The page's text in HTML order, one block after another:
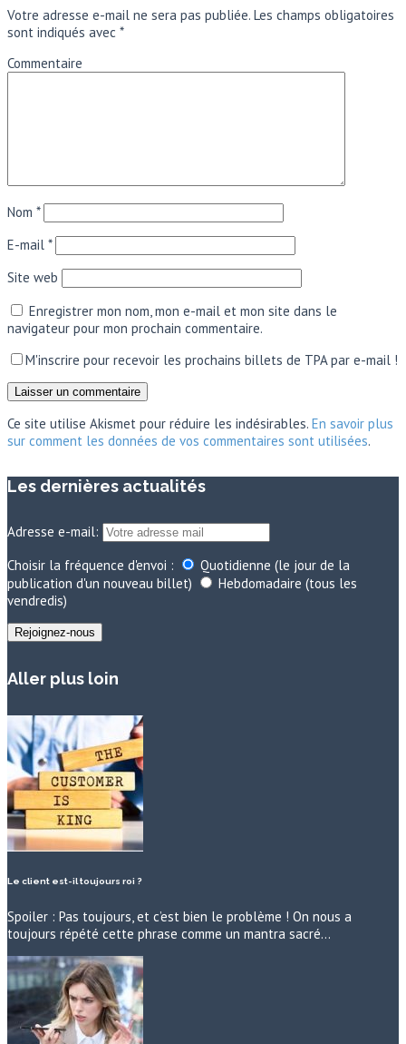
Votre adresse e-mail ne sera pas publiée. Les champs obligatoires
sont indiqués avec *
Commentaire
Nom *
E-mail *
Site web
Enregistrer mon nom, mon e-mail et mon site dans le
navigateur pour mon prochain commentaire.
M'inscrire pour recevoir les prochains billets de TPA par e-mail !
Ce site utilise Akismet pour réduire les indésirables. En savoir plus
sur comment les données de vos commentaires sont utilisées.
Les dernières actualités
Adresse e-mail:
Choisir la fréquence d'envoi :
Quotidienne (le jour de la
publication d'un nouveau billet)
Hebdomadaire (tous les
vendredis)
Aller plus loin
Le client est-il toujours roi ?
Spoiler : Pas toujours, et c’est bien le problème ! On nous a
toujours répété cette phrase comme un mantra sacré…